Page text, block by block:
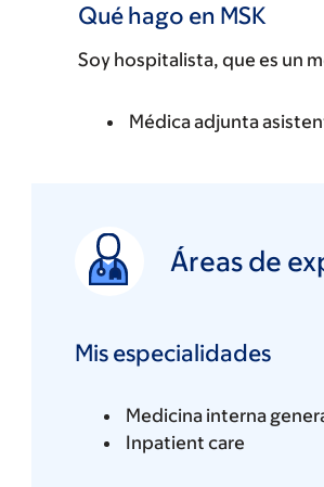
Qué hago en MSK
Soy hospitalista, que es un
Médica adjunta
Áreas de
Mis especialidades
Medicina interna
Inpatient care